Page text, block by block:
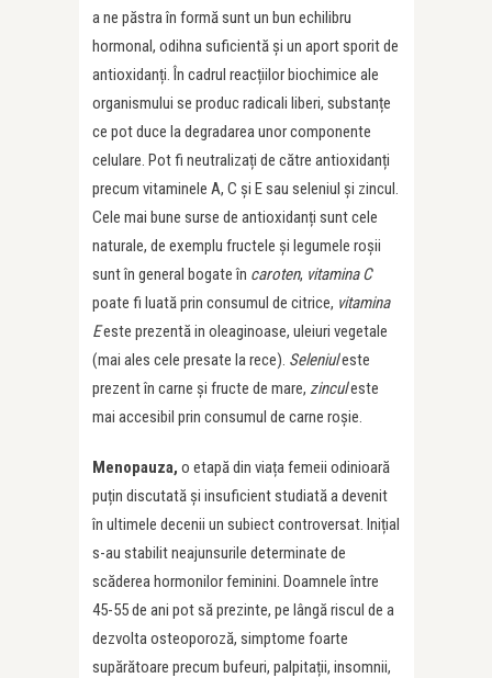
a ne păstra în formă sunt un bun echilibru
hormonal, odihna suficientă și un aport sporit de
antioxidanți. În cadrul reacțiilor biochimice ale
organismului se produc radicali liberi, substanțe
ce pot duce la degradarea unor componente
celulare. Pot fi neutralizați de către antioxidanți
precum vitaminele A, C și E sau seleniul și zincul.
Cele mai bune surse de antioxidanți sunt cele
naturale, de exemplu fructele și legumele roșii
sunt în general bogate în caroten, vitamina C
poate fi luată prin consumul de citrice, vitamina
Eeste prezentă in oleaginoase, uleiuri vegetale
(mai ales cele presate la rece). Seleniuleste
prezent în carne și fructe de mare, zinculeste
mai accesibil prin consumul de carne roșie.
Menopauza, o etapă din viața femeii odinioară
puțin discutată și insuficient studiată a devenit
în ultimele decenii un subiect controversat. Inițial
s-au stabilit neajunsurile determinate de
scăderea hormonilor feminini. Doamnele între
45-55 de ani pot să prezinte, pe lângă riscul de a
dezvolta osteoporoză, simptome foarte
supărătoare precum bufeuri, palpitații, insomnii,